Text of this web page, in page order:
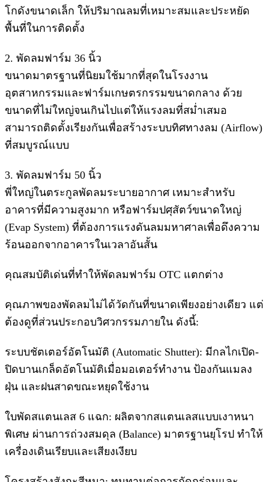
โกดังขนาดเล็ก ให้ปริมาณลมที่เหมาะสมและประหยัด
พื้นที่ในการติดตั้ง
2. พัดลมฟาร์ม 36 นิ้ว
ขนาดมาตรฐานที่นิยมใช้มากที่สุดในโรงงาน
อุตสาหกรรมและฟาร์มเกษตรกรรมขนาดกลาง ด้วย
ขนาดที่ไม่ใหญ่จนเกินไปแต่ให้แรงลมที่สม่ำเสมอ
สามารถติดตั้งเรียงกันเพื่อสร้างระบบทิศทางลม (Airflow)
ที่สมบูรณ์แบบ
3. พัดลมฟาร์ม 50 นิ้ว
พี่ใหญ่ในตระกูลพัดลมระบายอากาศ เหมาะสำหรับ
อาคารที่มีความสูงมาก หรือฟาร์มปศุสัตว์ขนาดใหญ่
(Evap System) ที่ต้องการแรงดันลมมหาศาลเพื่อดึงความ
ร้อนออกจากอาคารในเวลาอันสั้น
คุณสมบัติเด่นที่ทำให้พัดลมฟาร์ม OTC แตกต่าง
คุณภาพของพัดลมไม่ได้วัดกันที่ขนาดเพียงอย่างเดียว แต่
ต้องดูที่ส่วนประกอบวิศวกรรมภายใน ดังนี้:
ระบบชัตเตอร์อัตโนมัติ (Automatic Shutter): มีกลไกเปิด-
ปิดบานเกล็ดอัตโนมัติเมื่อมอเตอร์ทำงาน ป้องกันแมลง
ฝุ่น และฝนสาดขณะหยุดใช้งาน
ใบพัดสแตนเลส 6 แฉก: ผลิตจากสแตนเลสแบบเงาหนา
พิเศษ ผ่านการถ่วงสมดุล (Balance) มาตรฐานยุโรป ทำให้
เครื่องเดินเรียบและเสียงเงียบ